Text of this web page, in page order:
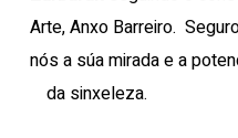
Arte, Anxo Barreiro.
nós a súa mirada e a
da sinxeleza.